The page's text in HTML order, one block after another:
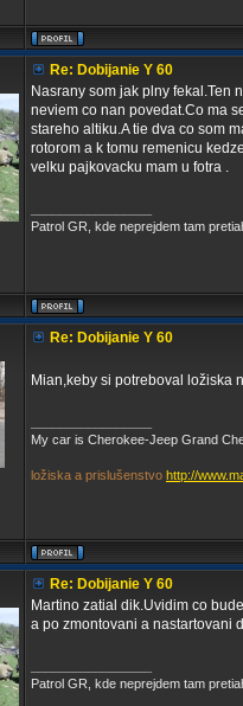
Re: Dobijanie Y 60
Nasrany som jak plny fekal.Ten
neviem co nan povedat.Co ma
stareho altiku.A tie dva co som
rotorom a k tomu remenicu
velku pajkovacku mam u fotra .
Patrol GR, kde neprejdem tam
Re: Dobijanie Y 60
Mian,keby si potreboval ložiska
My car is Cherokee-Jeep Grand
ložiska a prislušenstvo http://
Re: Dobijanie Y 60
Martino zatial dik.Uvidim co
a po zmontovani a nastartovani
Patrol GR, kde neprejdem tam